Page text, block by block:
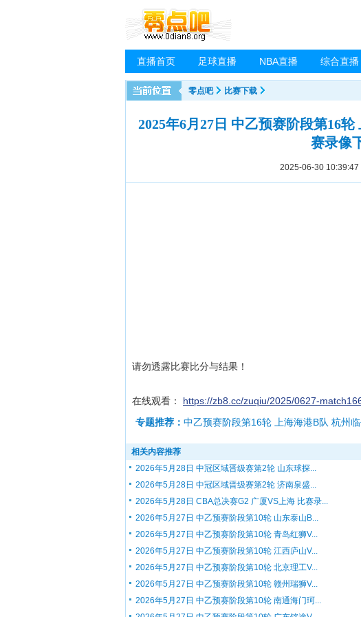
直播首页 足球直播 NBA直播 综合直播
零点吧 比赛下载
2025年6月27日 中乙预赛阶段第16
赛录像
2025-06-30 10:39:47
请勿透露比赛比分与结果！
在线观看： https://zb8.cc/zuqiu/2025/0627-
专题推荐： 中乙预赛阶段第16轮 上海海港B队 杭州
相关内容推荐
2026年5月28日 中冠区域晋级赛第2轮 山东球探...
2026年5月28日 中冠区域晋级赛第2轮 济南泉盛...
2026年5月28日 CBA总决赛G2 广厦VS上海 比赛录...
2026年5月27日 中乙预赛阶段第10轮 山东泰山B...
2026年5月27日 中乙预赛阶段第10轮 青岛红狮V...
2026年5月27日 中乙预赛阶段第10轮 江西庐山V...
2026年5月27日 中乙预赛阶段第10轮 北京理工V...
2026年5月27日 中乙预赛阶段第10轮 赣州瑞狮V...
2026年5月27日 中乙预赛阶段第10轮 南通海门珂...